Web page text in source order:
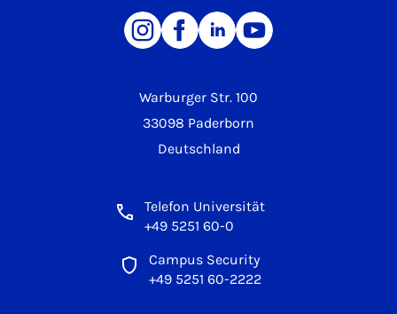
Warburger Str. 100
33098 Paderborn
Deutschland
Telefon Universität
+49 5251 60-0
Campus Security
+49 5251 60-2222